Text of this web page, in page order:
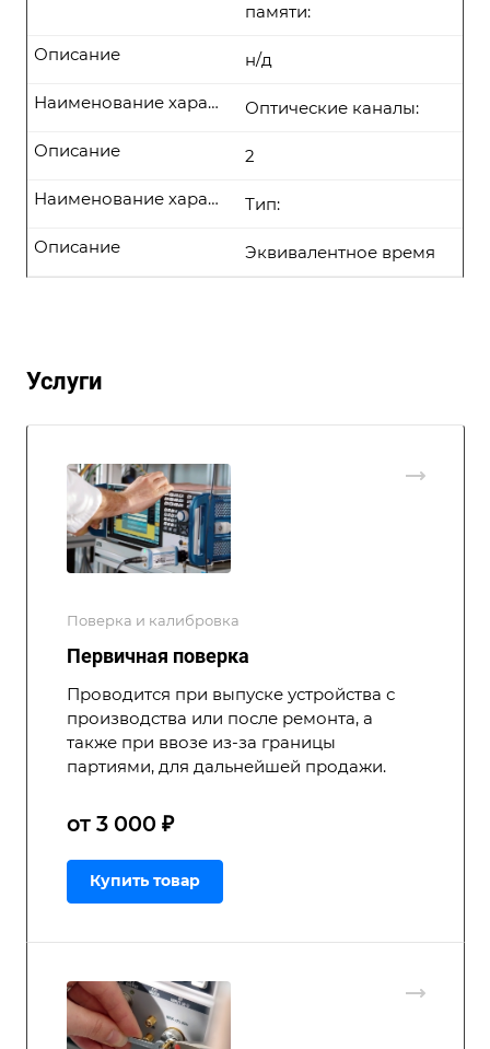
памяти:
н/д
Описание
Оптические каналы:
Наименование характеристики
2
Описание
Тип:
Наименование характеристики
Эквивалентное время
Описание
Услуги
Поверка и калибровка
Первичная поверка
Проводится при выпуске устройства с
производства или после ремонта, а
также при ввозе из-за границы
партиями, для дальнейшей продажи.
от 3 000 ₽
Купить товар